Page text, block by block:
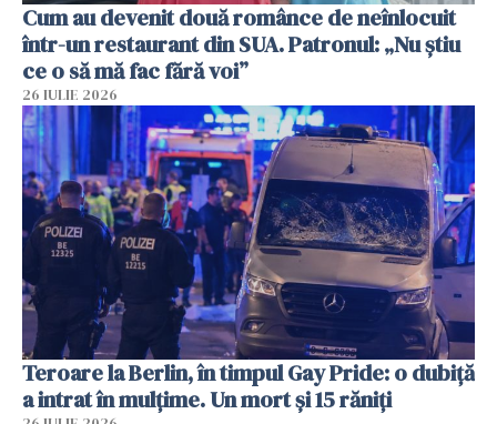
Cum au devenit două românce de neînlocuit
într-un restaurant din SUA. Patronul: „Nu știu
ce o să mă fac fără voi”
26 IULIE 2026
Teroare la Berlin, în timpul Gay Pride: o dubiță
a intrat în mulțime. Un mort și 15 răniți